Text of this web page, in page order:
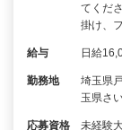
てくだ
掛け、
給与 日給
勤務地
埼玉県
玉県さ
応募資格
未経験